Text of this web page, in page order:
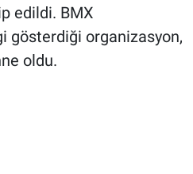
edildi. BMX
gösterdiği organizasyon,
oldu.